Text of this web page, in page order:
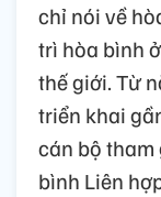
chỉ nói về
trì hòa bình
thế giới. Từ
triển khai
cán bộ
bình Liên